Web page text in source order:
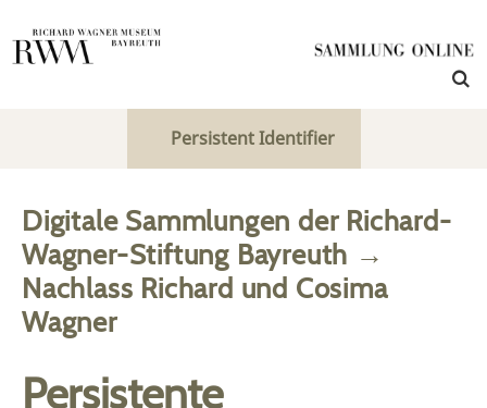
Persistent Identifier
Digitale Sammlungen der Richard-
Wagner-Stiftung Bayreuth →
Nachlass Richard und Cosima
Wagner
Persistente